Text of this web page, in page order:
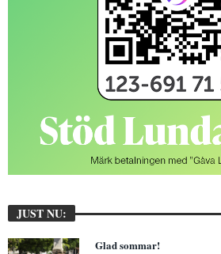
JUST NU:
Glad sommar!